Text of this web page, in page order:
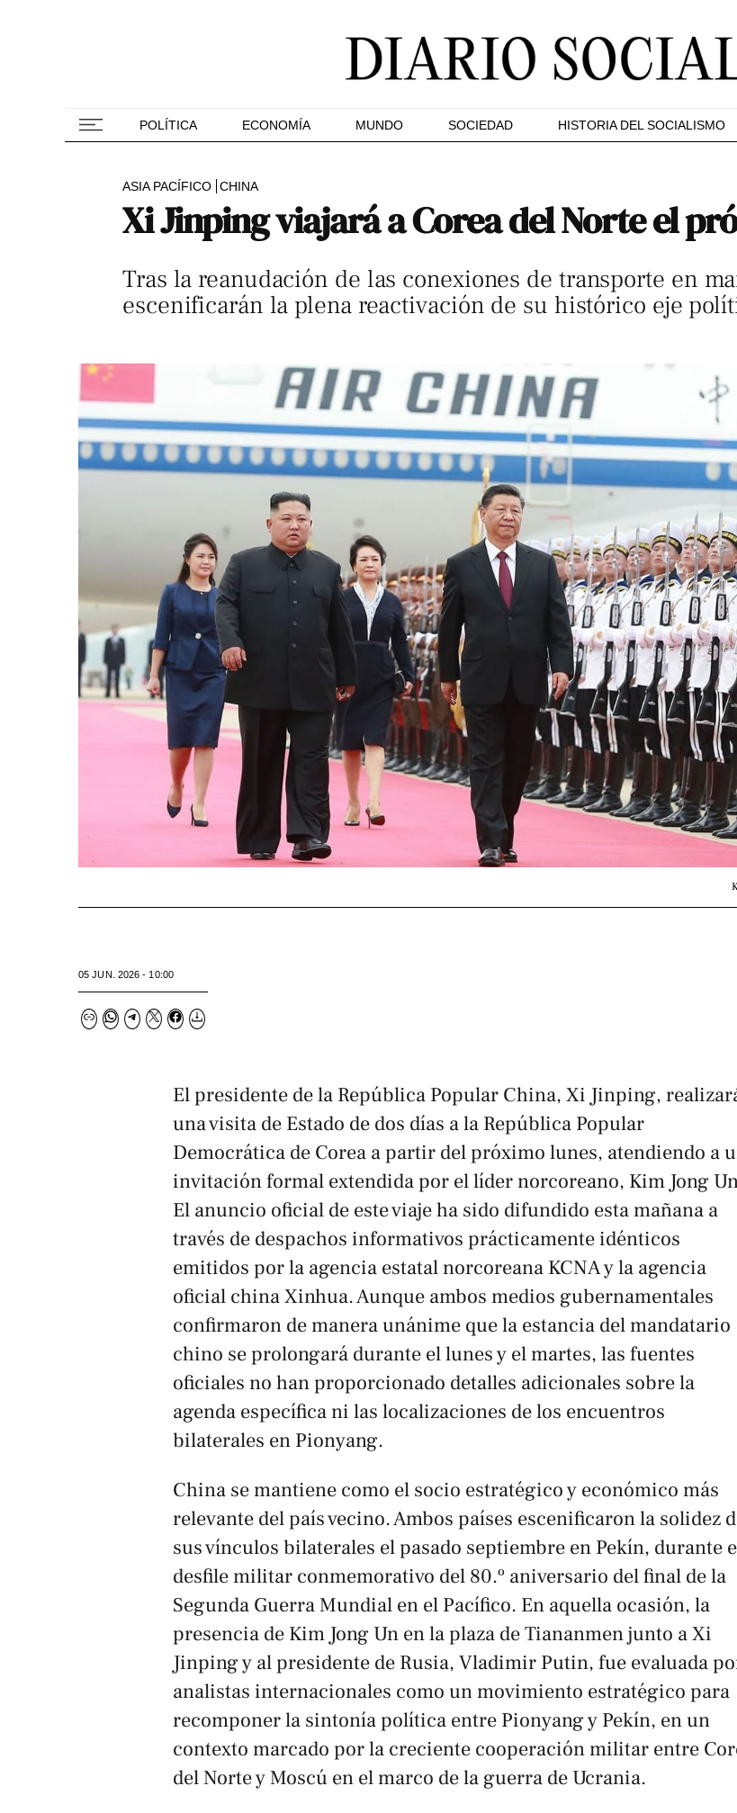
POLÍTICA ECONOMÍA MUNDO SOCIEDAD HISTORIA DEL SOCIALISMO
ASIA PACÍFICO CHINA
Xi Jinping viajará a Corea del Norte el
Tras la reanudación de las conexiones de transporte en
escenificarán la plena reactivación de su histórico eje
05 JUN. 2026 - 10:00
El presidente de la República Popular China, Xi Jinping,
una visita de Estado de dos días a la República Popular
Democrática de Corea a partir del próximo lunes, atendiendo a
invitación formal extendida por el líder norcoreano, Kim Jong
El anuncio oficial de este viaje ha sido difundido esta mañana a
través de despachos informativos prácticamente idénticos
emitidos por la agencia estatal norcoreana KCNAy la agencia
oficial chinaXinhua. Aunque ambos medios gubernamentales
confirmaron de manera unánime que la estancia del mandatario
chino se prolongará durante el lunes y el martes, las fuentes
oficiales no han proporcionado detalles adicionales sobre la
agenda específica ni las localizaciones de los encuentros
bilaterales en Pionyang.
China se mantiene como el socio estratégico y económico más
relevante del país vecino. Ambos países escenificaron la solidez
sus vínculos bilaterales el pasado septiembre en Pekín, durante
desfile militar conmemorativo del 80.º aniversario del final de la
Segunda Guerra Mundial en el Pacífico. En aquella ocasión, la
presencia de Kim Jong Un en la plaza de Tiananmen junto a Xi
Jinping y al presidente de Rusia, Vladimir Putin, fue evaluada
analistas internacionales como un movimiento estratégico para
recomponer la sintonía política entre Pionyang y Pekín, en un
contexto marcado por la creciente cooperación militar entre
del Norte y Moscú en el marco de la guerra de Ucrania.